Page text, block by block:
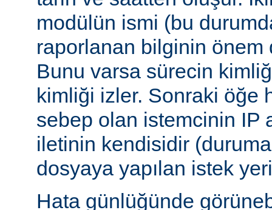
modülün ismi (bu
raporlanan bilginin önem
Bunu varsa sürecin
kimliği izler. Sonraki öğe
sebep olan istemcinin IP
iletinin kendisidir (duruma
dosyaya yapılan istek
Hata günlüğünde